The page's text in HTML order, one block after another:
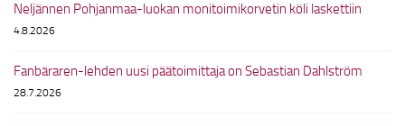
Neljännen Pohjanmaa-luokan monitoimikorvetin köli laskettiin
4.8.2026
Fanbäraren-lehden uusi päätoimittaja on Sebastian Dahlström
28.7.2026